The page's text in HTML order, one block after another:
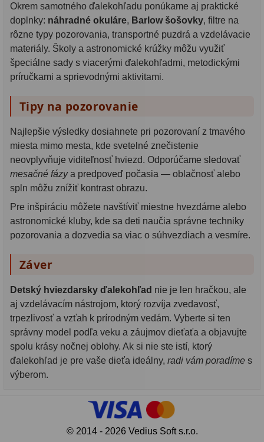
Okrem samotného ďalekohľadu ponúkame aj praktické
doplnky: náhradné okuláre, Barlow šošovky, filtre na
rôzne typy pozorovania, transportné puzdrá a vzdelávacie
materiály. Školy a astronomické krúžky môžu využiť
špeciálne sady s viacerými ďalekohľadmi, metodickými
príručkami a sprievodnými aktivitami.
Tipy na pozorovanie
Najlepšie výsledky dosiahnete pri pozorovaní z tmavého
miesta mimo mesta, kde svetelné znečistenie
neovplyvňuje viditeľnosť hviezd. Odporúčame sledovať
mesačné fázya predpoveď počasia — oblačnosť alebo
spln môžu znížiť kontrast obrazu.
Pre inšpiráciu môžete navštíviť miestne hvezdárne alebo
astronomické kluby, kde sa deti naučia správne techniky
pozorovania a dozvedia sa viac o súhvezdiach a vesmíre.
Záver
Detský hviezdarsky ďalekohľad nie je len hračkou, ale
aj vzdelávacím nástrojom, ktorý rozvíja zvedavosť,
trpezlivosť a vzťah k prírodným vedám. Vyberte si ten
správny model podľa veku a záujmov dieťaťa a objavujte
spolu krásy nočnej oblohy. Ak si nie ste istí, ktorý
ďalekohľad je pre vaše dieťa ideálny, radi vám poradíme s
výberom.
© 2014 - 2026 Vedius Soft s.r.o.